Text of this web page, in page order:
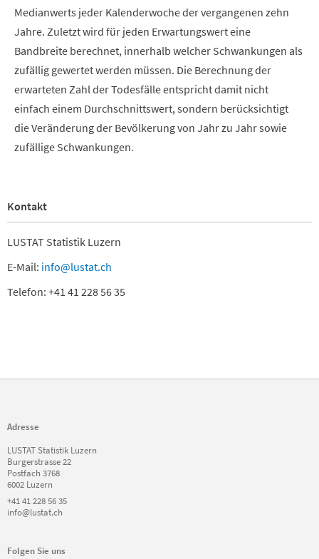
Medianwerts jeder Kalenderwoche der vergangenen zehn
Jahre. Zuletzt wird für jeden Erwartungswert eine
Bandbreite berechnet, innerhalb welcher Schwankungen als
zufällig gewertet werden müssen. Die Berechnung der
erwarteten Zahl der Todesfälle entspricht damit nicht
einfach einem Durchschnittswert, sondern berücksichtigt
die Veränderung der Bevölkerung von Jahr zu Jahr sowie
zufällige Schwankungen.
Kontakt
LUSTAT Statistik Luzern
E-Mail: info@lustat.ch
Telefon: +41 41 228 56 35
Adresse
LUSTAT Statistik Luzern
Burgerstrasse 22
Postfach 3768
6002 Luzern
+41 41 228 56 35
info@lustat.ch
Folgen Sie uns